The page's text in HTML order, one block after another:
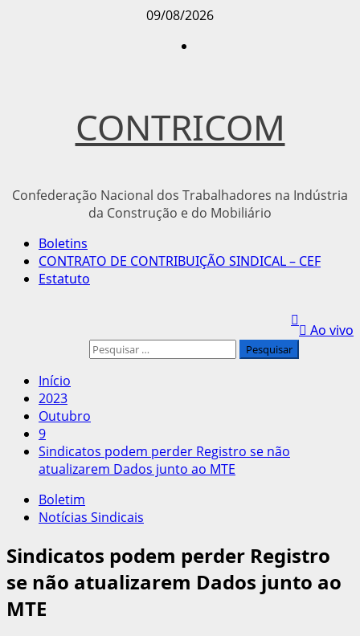
09/08/2026
CONTRICOM
Confederação Nacional dos Trabalhadores na Indústria
da Construção e do Mobiliário
Menu
principal
Boletins
CONTRATO DE CONTRIBUIÇÃO SINDICAL – CEF
Estatuto
Pesquisar
Ao vivo
Início
2023
Outubro
9
Sindicatos podem perder Registro se não
atualizarem Dados junto ao MTE
Boletim
Notícias Sindicais
Sindicatos podem perder Registro
se não atualizarem Dados junto ao
MTE